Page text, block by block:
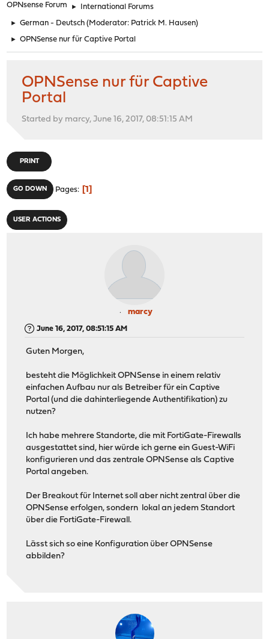
OPNsense Forum ► International Forums
► German - Deutsch (Moderator: Patrick M. Hausen)
► OPNSense nur für Captive Portal
OPNSense nur für Captive
Portal
Started by marcy, June 16, 2017, 08:51:15 AM
PRINT
GO DOWN Pages 1
USER ACTIONS
marcy
June 16, 2017, 08:51:15 AM
Guten Morgen,
besteht die Möglichkeit OPNSense in einem relativ
einfachen Aufbau nur als Betreiber für ein Captive
Portal (und die dahinterliegende Authentifikation) zu
nutzen?
Ich habe mehrere Standorte, die mit FortiGate-Firewalls
ausgestattet sind, hier würde ich gerne ein Guest-WiFi
konfigurieren und das zentrale OPNSense als Captive
Portal angeben.
Der Breakout für Internet soll aber nicht zentral über die
OPNSense erfolgen, sondern lokal an jedem Standort
über die FortiGate-Firewall.
Lässt sich so eine Konfiguration über OPNSense
abbilden?